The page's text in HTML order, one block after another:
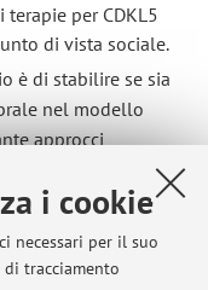
i cookie
necessari per il suo
tracciamento
per CDKL5
di vista sociale.
è di stabilire se sia
nel modello
approcci
della funzionalità
sostitutiva)
Allo stato attuale,